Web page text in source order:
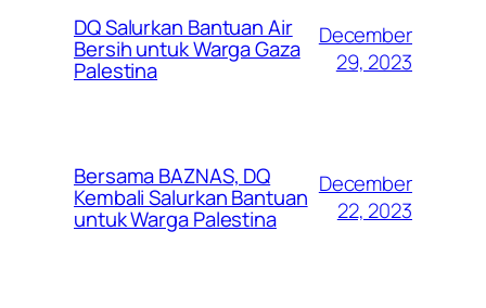
DQ Salurkan Bantuan Air
Bersih untuk Warga Gaza
Palestina
December
29, 2023
Bersama BAZNAS, DQ
Kembali Salurkan Bantuan
untuk Warga Palestina
December
22, 2023